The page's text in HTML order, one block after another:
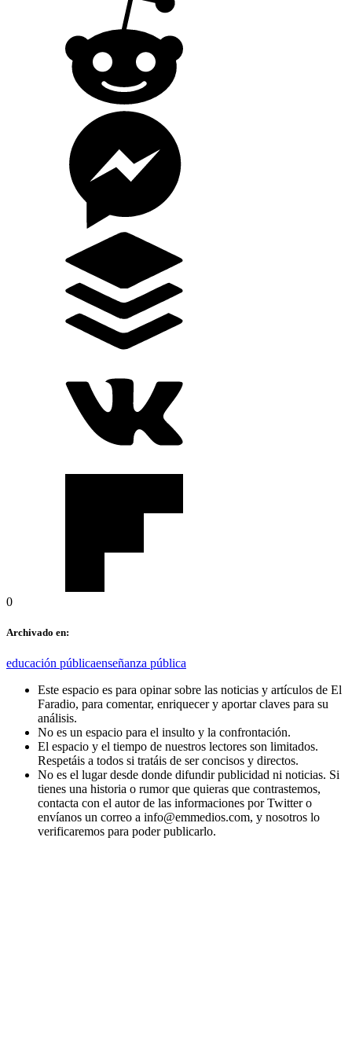
0
Archivado en:
educación públicaenseñanza pública
Este espacio es para opinar sobre las noticias y artículos de El
Faradio, para comentar, enriquecer y aportar claves para su
análisis.
No es un espacio para el insulto y la confrontación.
El espacio y el tiempo de nuestros lectores son limitados.
Respetáis a todos si tratáis de ser concisos y directos.
No es el lugar desde donde difundir publicidad ni noticias. Si
tienes una historia o rumor que quieras que contrastemos,
contacta con el autor de las informaciones por Twitter o
envíanos un correo a info@emmedios.com, y nosotros lo
verificaremos para poder publicarlo.